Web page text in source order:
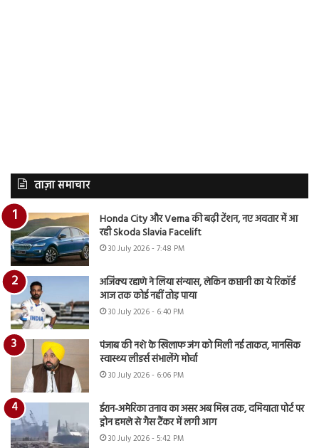
ताज़ा समाचार
Honda City और Verna की बढ़ी टेंशन, नए अवतार में आ
रही Skoda Slavia Facelift
30 July 2026 - 7:48 PM
अजिंक्य रहाणे ने लिया संन्यास, लेकिन कप्तानी का ये रिकॉर्ड
आज तक कोई नहीं तोड़ पाया
30 July 2026 - 6:40 PM
पंजाब की नशे के खिलाफ जंग को मिली नई ताकत, मानसिक
स्वास्थ्य लीडर्स संभालेंगे मोर्चा
30 July 2026 - 6:06 PM
ईरान-अमेरिका तनाव का असर अब मिस्र तक, दमियाता पोर्ट पर
ड्रोन हमले से गैस टैंकर में लगी आग
30 July 2026 - 5:42 PM